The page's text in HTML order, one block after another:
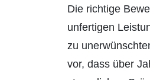
Die richtige
unfertigen
zu
vor, dass über